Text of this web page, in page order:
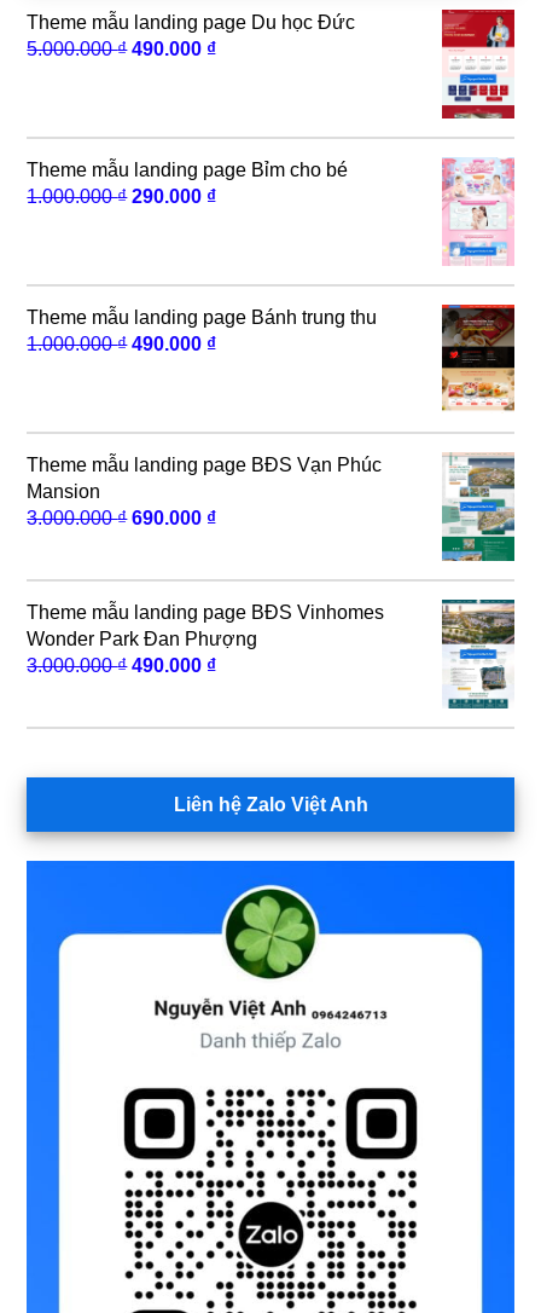
Theme mẫu landing page Du học Đức
5.000.000₫ Giá
490.000 ₫Giá
Theme mẫu landing page Bỉm cho bé
1.000.000₫ Giá
290.000 ₫Giá
Theme mẫu landing page Bánh trung thu
1.000.000₫ Giá
490.000 ₫Giá
Theme mẫu landing page BĐS Vạn Phúc
Mansion
3.000.000₫ Giá
690.000 ₫Giá
690.000 ₫.
Theme mẫu landing page BĐS Vinhomes
Wonder Park Đan Phượng
3.000.000₫ Giá
490.000 ₫Giá
Liên hệ Zalo Việt Anh